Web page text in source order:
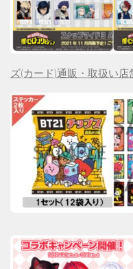
ズ(カード)通販・取扱い店